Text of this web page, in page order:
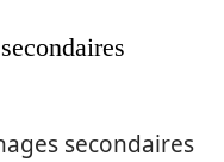
secondaires